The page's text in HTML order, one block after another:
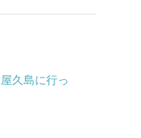
久島に行っ